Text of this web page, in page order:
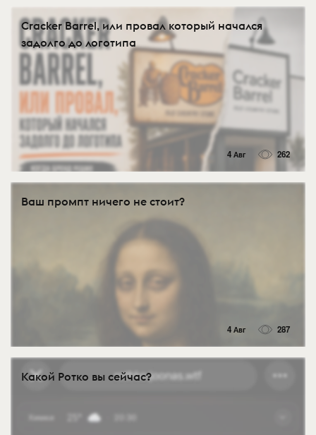
Cracker Barrel, или провал который начался
задолго до логотипа
4 Авг 262
Ваш промпт ничего не стоит?
4 Авг 287
Какой Ротко вы сейчас?